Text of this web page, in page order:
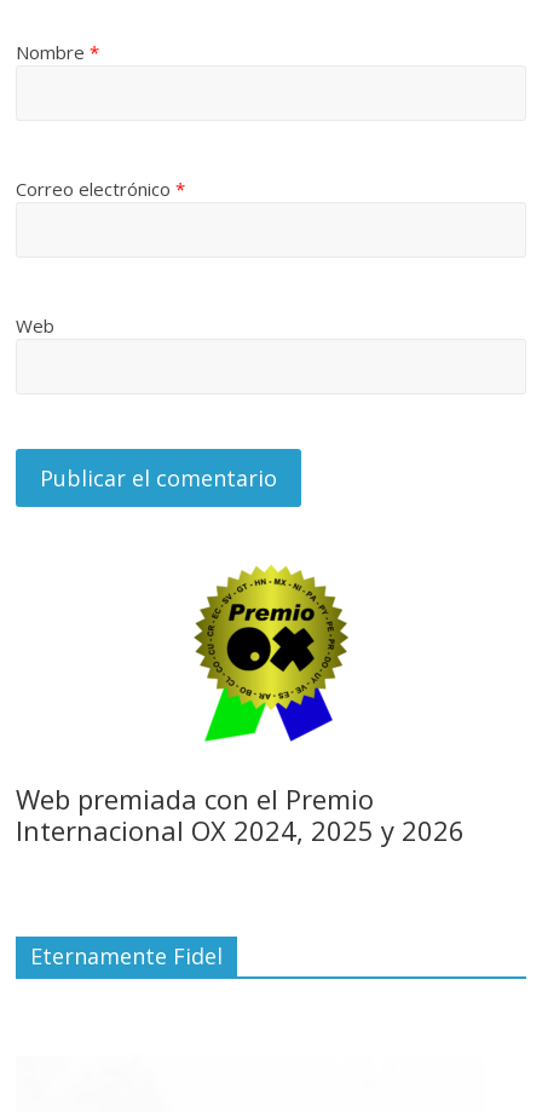
Nombre*
Correo electrónico*
Web
Web premiada con el Premio
Internacional OX 2024, 2025 y 2026
Eternamente Fidel